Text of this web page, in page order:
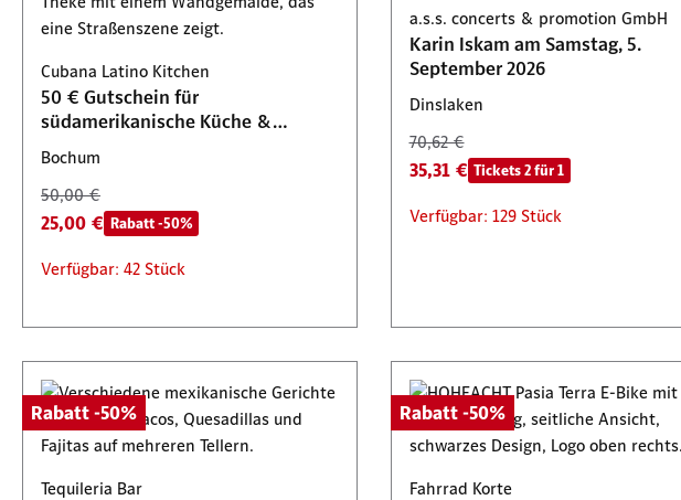
Bochum
25,00 € Rabatt -50%
Verfügbar: 8 Stück
Cocktails
Bochum
50,00 €
25,00 €
Verfügbar: 42 Stück
125,00 €
Verfügbar: 73 Stück
Lennestadt
129,70 €
64,85 €
Verfügbar: 54 Stück
Cubana Latino Kitchen
50 € Gutschein für
südamerikanische Küche &
Cocktails
Bochum
50,00 €
25,00 € Rabatt -50%
Verfügbar: 42 Stück
a.s.s. concerts & promotion GmbH
Karin Iskam am Samstag, 5.
September 2026
Dinslaken
70,62 €
35,31 € Tickets 2 für 1
Verfügbar: 129 Stück
Rabatt -50%
Tequileria Bar
Rabatt -50%
Fahrrad Korte